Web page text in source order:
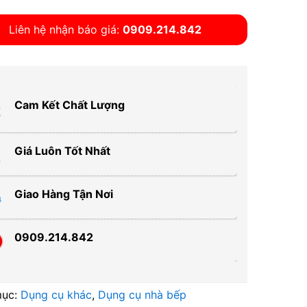
Liên hệ nhận báo giá: 0909.214.842
Cam Kết Chất Lượng
Giá Luôn Tốt Nhất
Giao Hàng Tận Nơi
0909.214.842
Dụng cụ khác, Dụng cụ nhà bếp